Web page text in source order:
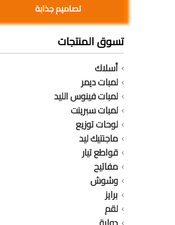
تصاميم جذابة
تسوق المنتجات
أسلاك
لمبات ديمر
لمبات فينوس الليد
لمبات سبرينت
لوحات توزيع
ماجنتيك ليد
قواطع تيار
مفاتيح
وشوش
برايز
لقم